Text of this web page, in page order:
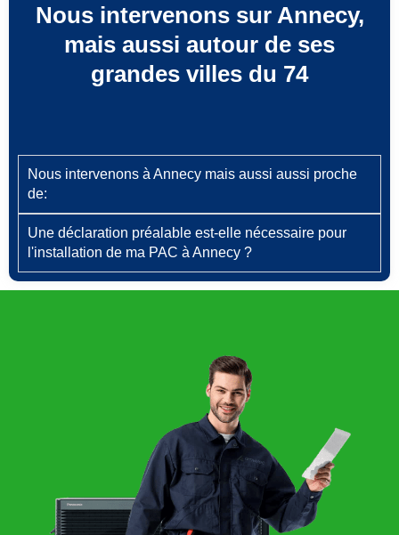
Nous intervenons sur Annecy,
mais aussi autour de ses
grandes villes du 74
Nous intervenons à Annecy mais aussi aussi proche
de:
Une déclaration préalable est‑elle nécessaire pour
l'installation de ma PAC à Annecy ?